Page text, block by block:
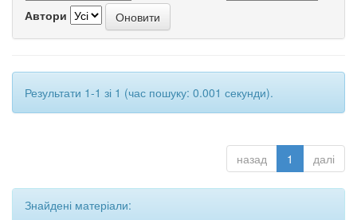
Автори
Результати 1-1 зі 1 (час пошуку: 0.001 секунди).
назад 1 далі
Знайдені матеріали: